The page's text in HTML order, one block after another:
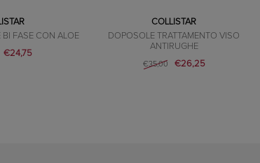
BI FASE CON ALOE
€24,75
COLLISTAR
DOPOSOLE TRATTAMENTO VISO
ANTIRUGHE
€35,00 €26,25